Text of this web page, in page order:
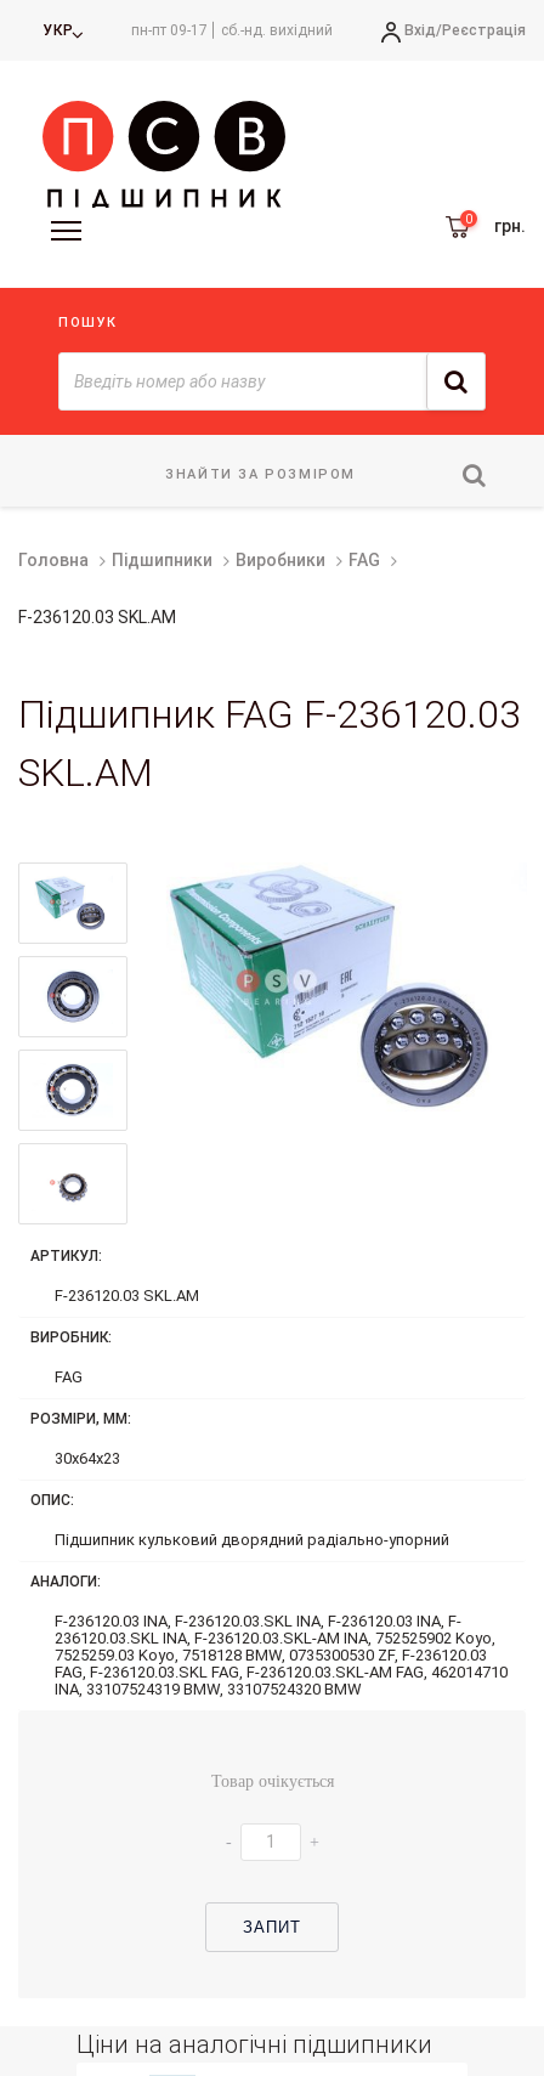
УКР пн-пт 09-17 сб.-нд. вихідний Вхід/Реєстрація
грн.
ПОШУК
ЗНАЙТИ ЗА РОЗМІРОМ
Головна Підшипники Виробники FAG
F-236120.03 SKL.AM
Підшипник FAG F-236120.03
SKL.AM
АРТИКУЛ:
F-236120.03 SKL.AM
ВИРОБНИК:
FAG
РОЗМІРИ, ММ:
30x64x23
ОПИС:
Підшипник кульковий дворядний радіально-упорний
АНАЛОГИ:
F-236120.03 INA, F-236120.03.SKL INA, F-236120.03 INA, F-
236120.03.SKL INA, F-236120.03.SKL-AM INA, 752525902 Koyo,
7525259.03 Koyo, 7518128 BMW, 0735300530 ZF, F-236120.03
FAG, F-236120.03.SKL FAG, F-236120.03.SKL-AM FAG, 462014710
INA, 33107524319 BMW, 33107524320 BMW
Товар очікується
- +
ЗАПИТ
Ціни на аналогічні підшипники